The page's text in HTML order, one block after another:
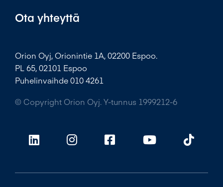
Ota yhteyttä
Orion Oyj, Orionintie 1A, 02200 Espoo.
PL 65, 02101 Espoo
Puhelinvaihde 010 4261
© Copyright Orion Oyj. Y-tunnus 1999212-6